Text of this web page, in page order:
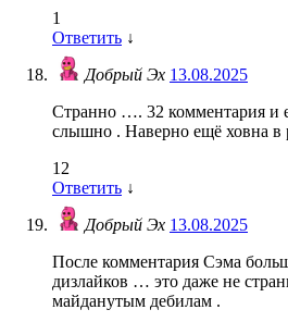
1
Ответить ↓
Добрый Эх 13.08.2025
Странно …. 32 комментария и
слышно . Наверно ещё ховна в
12
Ответить ↓
Добрый Эх 13.08.2025
После комментария Сэма
дизлайков … это даже не
майданутым дебилам .